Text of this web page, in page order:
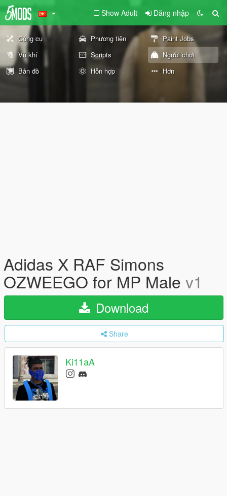
Show Adult Đăng nhập
Công cụ Phương tiện
Paint Jobs
Vũ khí
Scripts
Người chơi
Bản đồ
Hỗn hợp Hơn
Adidas X RAF Simons
OZWEEGO for MP Male v1
Download
Share
Ki11aA